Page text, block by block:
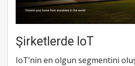
Şirketlerde IoT
IoT’nin en olgun segmentini